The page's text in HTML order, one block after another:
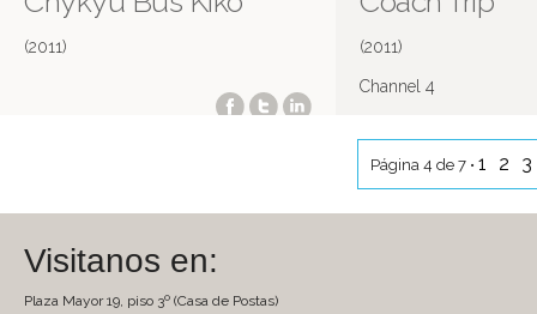
(2011) (2011)
Channel 4
Página 4 de 7 • 1 2 3
Visitanos en:
Plaza Mayor 19, piso 3º (Casa de Postas)